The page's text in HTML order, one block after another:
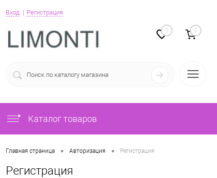
Вход Регистрация
0 0
Каталог товаров
Главная страница • Авторизация • Регистрация
Регистрация